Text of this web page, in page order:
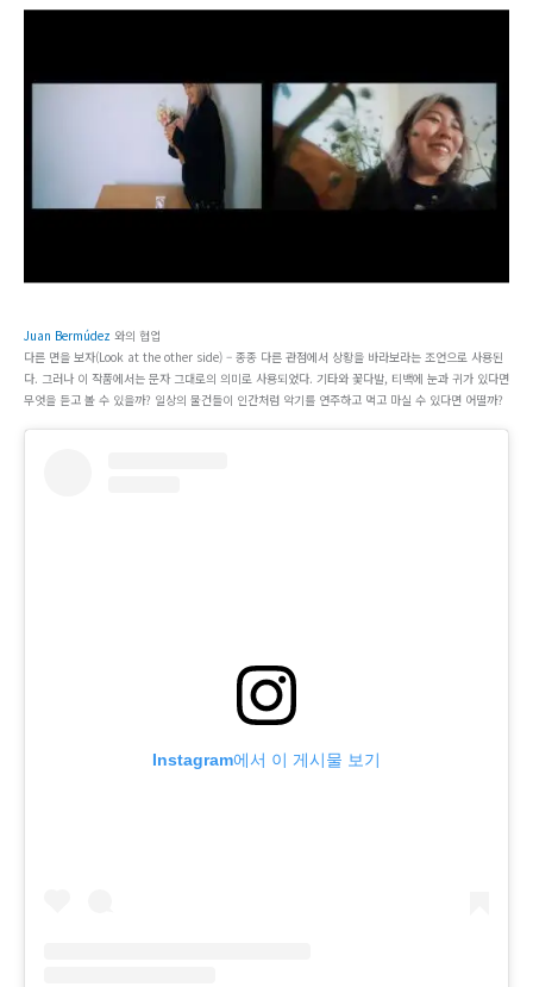
Juan Bermúdez 와의 협업
다른 면을 보자(Look at the other side) – 종종 다른 관점에서 상황을 바라보라는 조언으로 사용된
다. 그러나 이 작품에서는 문자 그대로의 의미로 사용되었다. 기타와 꽃다발, 티백에 눈과 귀가 있다면
무엇을 듣고 볼 수 있을까? 일상의 물건들이 인간처럼 악기를 연주하고 먹고 마실 수 있다면 어떨까?
Instagram에서 이 게시물 보기